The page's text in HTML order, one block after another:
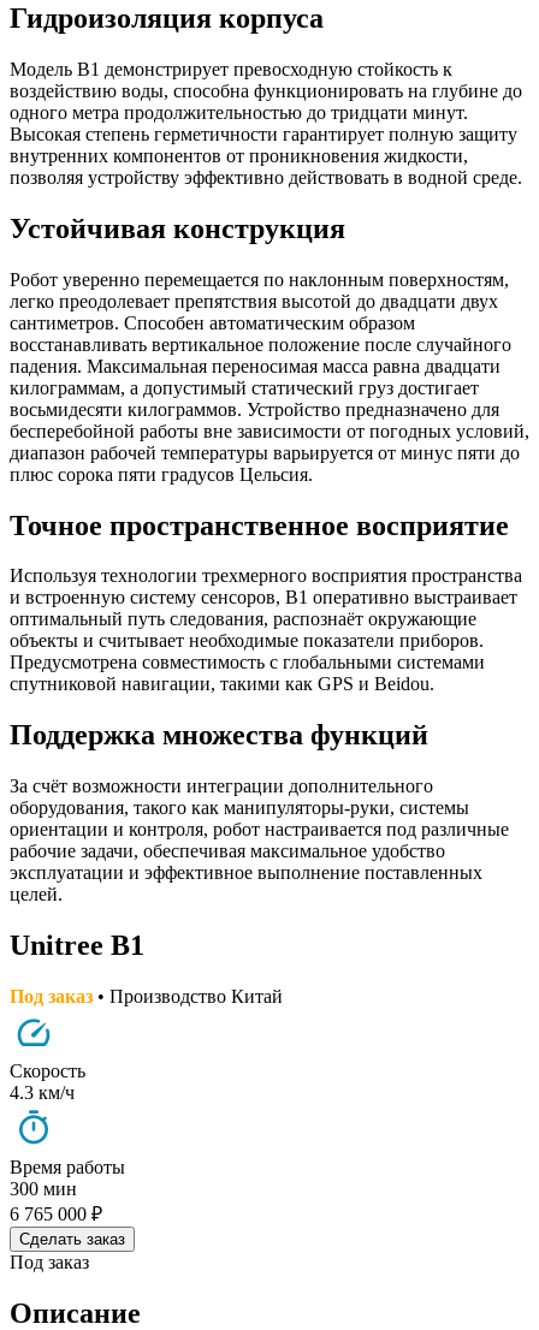
Гидроизоляция корпуса
Модель B1 демонстрирует превосходную стойкость к
воздействию воды, способна функционировать на глубине до
одного метра продолжительностью до тридцати минут.
Высокая степень герметичности гарантирует полную защиту
внутренних компонентов от проникновения жидкости,
позволяя устройству эффективно действовать в водной среде.
Устойчивая конструкция
Робот уверенно перемещается по наклонным поверхностям,
легко преодолевает препятствия высотой до двадцати двух
сантиметров. Способен автоматическим образом
восстанавливать вертикальное положение после случайного
падения. Максимальная переносимая масса равна двадцати
килограммам, а допустимый статический груз достигает
восьмидесяти килограммов. Устройство предназначено для
бесперебойной работы вне зависимости от погодных условий,
диапазон рабочей температуры варьируется от минус пяти до
плюс сорока пяти градусов Цельсия.
Точное пространственное восприятие
Используя технологии трехмерного восприятия пространства
и встроенную систему сенсоров, B1 оперативно выстраивает
оптимальный путь следования, распознаёт окружающие
объекты и считывает необходимые показатели приборов.
Предусмотрена совместимость с глобальными системами
спутниковой навигации, такими как GPS и Beidou.
Поддержка множества функций
За счёт возможности интеграции дополнительного
оборудования, такого как манипуляторы-руки, системы
ориентации и контроля, робот настраивается под различные
рабочие задачи, обеспечивая максимальное удобство
эксплуатации и эффективное выполнение поставленных
целей.
Unitree B1
Под заказ • Производство Китай
Скорость
4.3 км/ч
Время работы
300 мин
6 765 000 ₽
Сделать заказ
Под заказ
Описание